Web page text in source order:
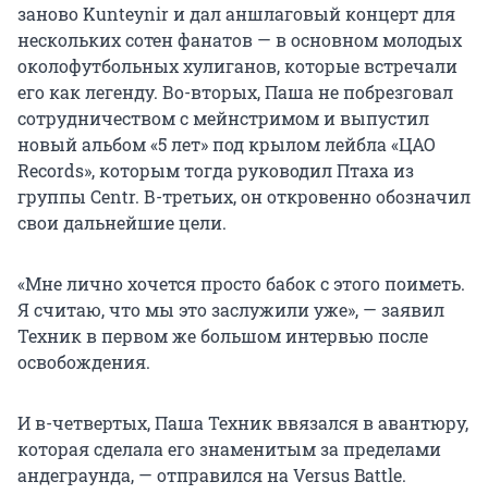
заново Kunteynir и дал аншлаговый концерт для
нескольких сотен фанатов — в основном молодых
околофутбольных хулиганов, которые встречали
его как легенду. Во-вторых, Паша не побрезговал
сотрудничеством с мейнстримом и выпустил
новый альбом «5 лет» под крылом лейбла «ЦАО
Records», которым тогда руководил Птаха из
группы Centr. В-третьих, он откровенно обозначил
свои дальнейшие цели.
«Мне лично хочется просто бабок с этого поиметь.
Я считаю, что мы это заслужили уже», — заявил
Техник в первом же большом интервью после
освобождения.
И в-четвертых, Паша Техник ввязался в авантюру,
которая сделала его знаменитым за пределами
андеграунда, — отправился на Versus Battle.